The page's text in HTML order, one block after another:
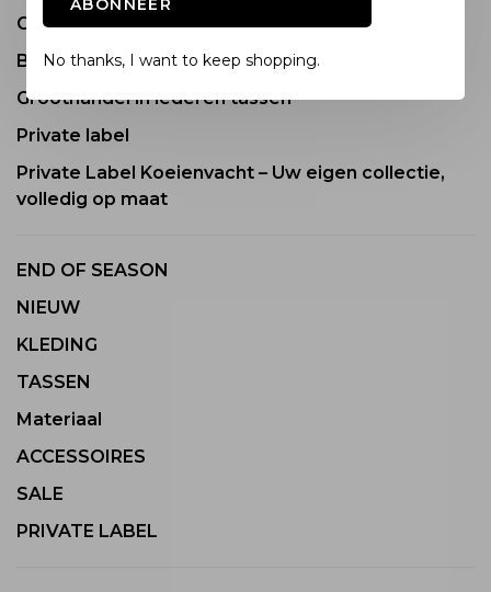
Groothandel in tassen en accessoires
Bezoek onze showrooms
Groothandel in lederen tassen
Private label
Private Label Koeienvacht – Uw eigen collectie,
volledig op maat
END OF SEASON
NIEUW
KLEDING
TASSEN
Materiaal
ACCESSOIRES
SALE
PRIVATE LABEL
ABONNEER
No thanks, I want to keep shopping.